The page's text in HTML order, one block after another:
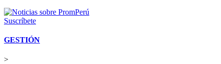
Suscríbete
GESTIÓN
>